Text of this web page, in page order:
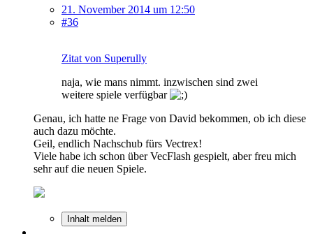
21. November 2014 um 12:50
#36
Zitat von Superully
naja, wie mans nimmt. inzwischen sind zwei
weitere spiele verfügbar
Genau, ich hatte ne Frage von David bekommen, ob ich diese
auch dazu möchte.
Geil, endlich Nachschub fürs Vectrex!
Viele habe ich schon über VecFlash gespielt, aber freu mich
sehr auf die neuen Spiele.
Inhalt melden